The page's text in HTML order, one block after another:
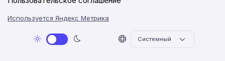
Используется Яндекс Метрика